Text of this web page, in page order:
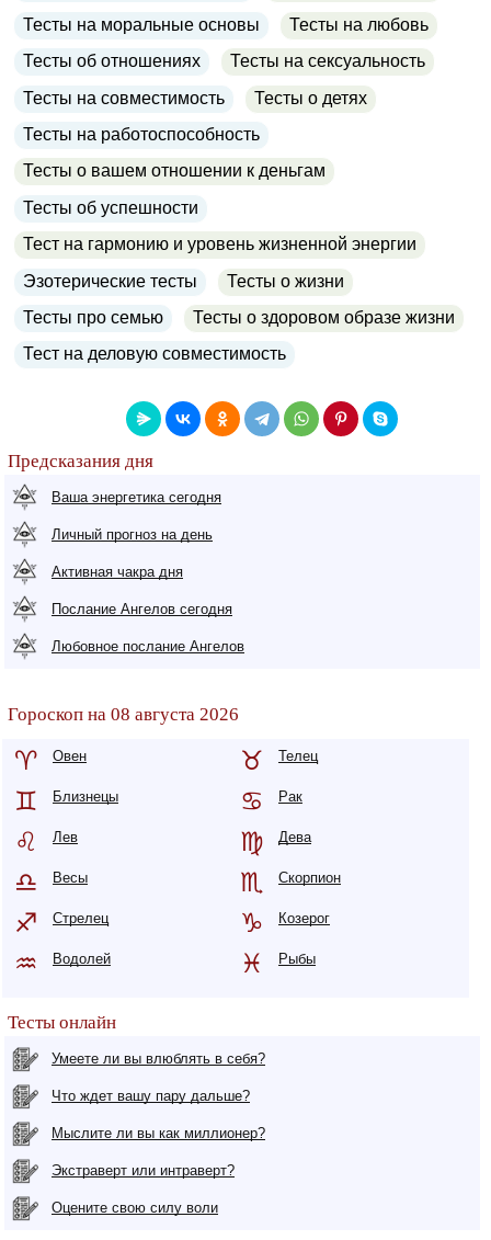
Тесты на моральные основы
Тесты на любовь
Тесты об отношениях
Тесты на сексуальность
Тесты на совместимость
Тесты о детях
Тесты на работоспособность
Тесты о вашем отношении к деньгам
Тесты об успешности
Тест на гармонию и уровень жизненной энергии
Эзотерические тесты
Тесты о жизни
Тесты про семью
Тесты о здоровом образе жизни
Тест на деловую совместимость
Предсказания дня
Ваша энергетика сегодня
Личный прогноз на день
Активная чакра дня
Послание Ангелов сегодня
Любовное послание Ангелов
Гороскоп на 08 августа 2026
Овен Телец
Близнецы Рак
Лев Дева
Весы Скорпион
Стрелец Козерог
Водолей Рыбы
Тесты онлайн
Умеете ли вы влюблять в себя?
Что ждет вашу пару дальше?
Мыслите ли вы как миллионер?
Экстраверт или интраверт?
Оцените свою силу воли